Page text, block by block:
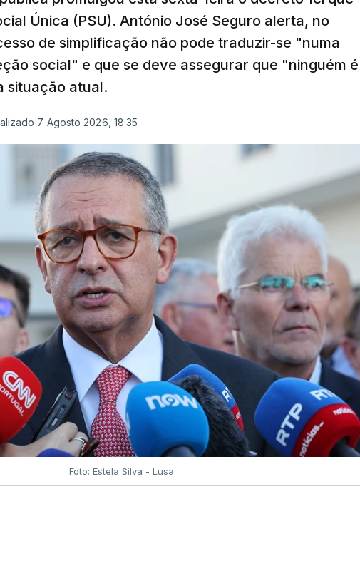
Única (PSU). António José Seguro alerta, no
de simplificação não pode traduzir-se "numa
social" e que se deve assegurar que "ninguém é
situação atual.
7 Agosto 2026, 18:35
Foto: Estela Silva - Lusa